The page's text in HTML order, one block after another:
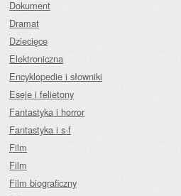
Dokument
Dramat
Dziecięce
Elektroniczna
Encyklopedie i słowniki
Eseje i felietony
Fantastyka i horror
Fantastyka i s-f
Film
Film
Film biograficzny